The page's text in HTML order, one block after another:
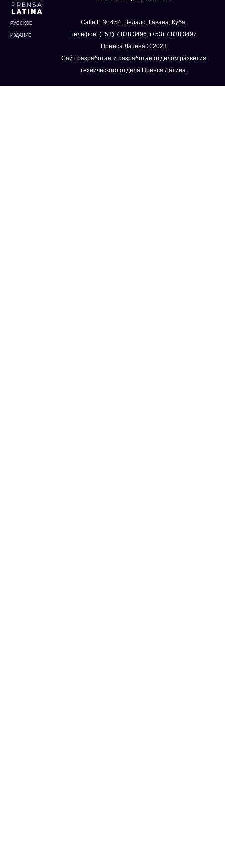
РУССКОЕ
ИЗДАНИЕ
Calle E № 454, Ведадо, Гавана, Куба.
телефон: (+53) 7 838 3496, (+53) 7 838 3497
Пренса Латина © 2023
Сайт разработан и разработан отделом развития
технического отдела Пренса Латина.